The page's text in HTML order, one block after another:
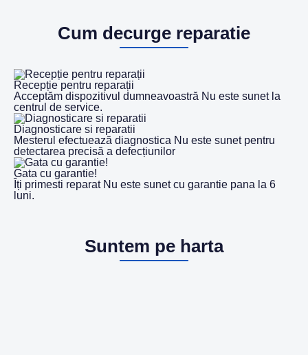
Cum decurge reparatie
Recepție pentru reparații
Acceptăm dispozitivul dumneavoastră Nu este sunet la
centrul de service.
Diagnosticare si reparatii
Mesterul efectuează diagnostica Nu este sunet pentru
detectarea precisă a defecțiunilor
Gata cu garantie!
Îți primesti reparat Nu este sunet cu garantie pana la 6
luni.
Suntem pe harta